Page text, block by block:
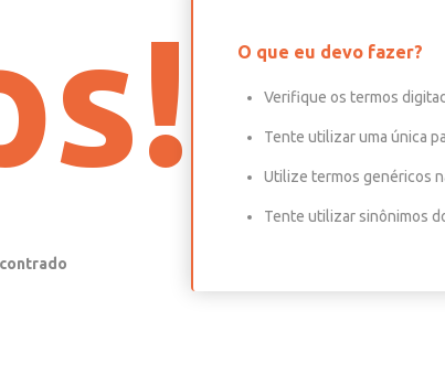
O que eu devo fazer?
Verifique os termos
Tente utilizar uma única
Utilize termos genéricos
Tente utilizar sinônimos